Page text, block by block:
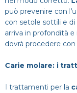
può prevenire con
con setole sottili e
arriva in profondità
dovrà procedere
Carie molare: i
I trattamenti per la